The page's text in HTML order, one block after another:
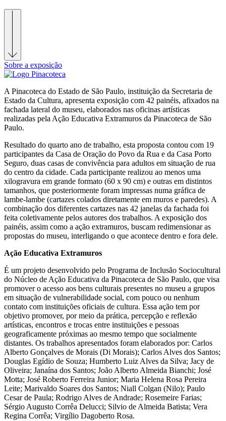
Sobre a exposição
A Pinacoteca do Estado de São Paulo, instituição da Secretaria de
Estado da Cultura, apresenta exposição com 42 painéis, afixados na
fachada lateral do museu, elaborados nas oficinas artísticas
realizadas pela Ação Educativa Extramuros da Pinacoteca de São
Paulo.
Resultado do quarto ano de trabalho, esta proposta contou com 19
participantes da Casa de Oração do Povo da Rua e da Casa Porto
Seguro, duas casas de convivência para adultos em situação de rua
do centro da cidade. Cada participante realizou ao menos uma
xilogravura em grande formato (60 x 90 cm) e outras em distintos
tamanhos, que posteriormente foram impressas numa gráfica de
lambe-lambe (cartazes colados diretamente em muros e paredes). A
combinação dos diferentes cartazes nas 42 janelas da fachada foi
feita coletivamente pelos autores dos trabalhos. A exposição dos
painéis, assim como a ação extramuros, buscam redimensionar as
propostas do museu, interligando o que acontece dentro e fora dele.
Ação Educativa Extramuros
É um projeto desenvolvido pelo Programa de Inclusão Sociocultural
do Núcleo de Ação Educativa da Pinacoteca de São Paulo, que visa
promover o acesso aos bens culturais presentes no museu a grupos
em situação de vulnerabilidade social, com pouco ou nenhum
contato com instituições oficiais de cultura. Essa ação tem por
objetivo promover, por meio da prática, percepção e reflexão
artísticas, encontros e trocas entre instituições e pessoas
geograficamente próximas ao mesmo tempo que socialmente
distantes. Os trabalhos apresentados foram elaborados por: Carlos
Alberto Gonçalves de Morais (Di Morais); Carlos Alves dos Santos;
Douglas Egídio de Souza; Humberto Luiz Alves da Silva; Jacy de
Oliveira; Janaína dos Santos; João Alberto Almeida Bianchi; José
Motta; José Roberto Ferreira Junior; Maria Helena Rosa Pereira
Leite; Marivaldo Soares dos Santos; Niall Colgan (Nilo); Paulo
Cesar de Paula; Rodrigo Alves de Andrade; Rosemeire Farias;
Sérgio Augusto Corrêa Delucci; Silvio de Almeida Batista; Vera
Regina Corrêa; Virgílio Dagoberto Rosa.